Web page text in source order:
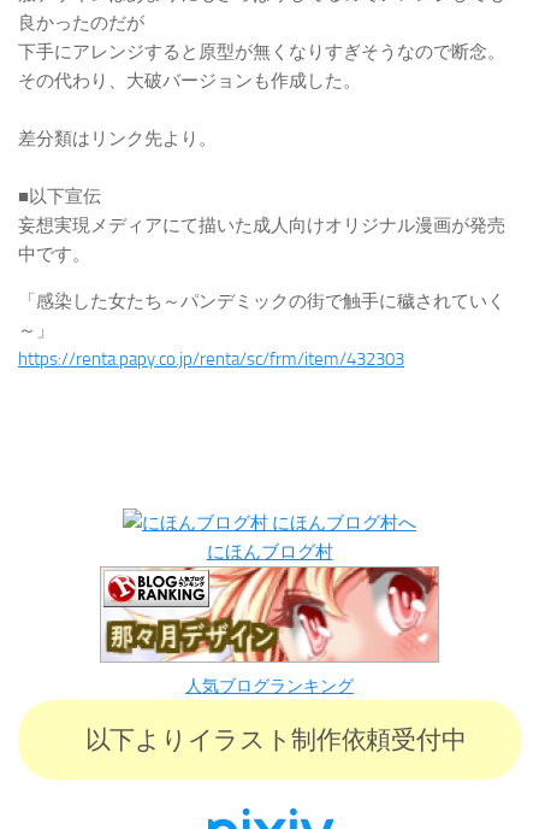
良かったのだが
下手にアレンジすると原型が無くなりすぎそうなので断念。
その代わり、大破バージョンも作成した。
差分類はリンク先より。
■以下宣伝
妄想実現メディアにて描いた成人向けオリジナル漫画が発売
中です。
「感染した女たち～パンデミックの街で触手に穢されていく
～」
https://renta.papy.co.jp/renta/sc/frm/item/432303
にほんブログ村
人気ブログランキング
以下よりイラスト制作依頼受付中